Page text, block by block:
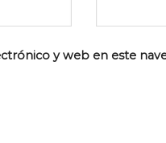
y web en este